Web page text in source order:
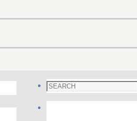
Search
for: